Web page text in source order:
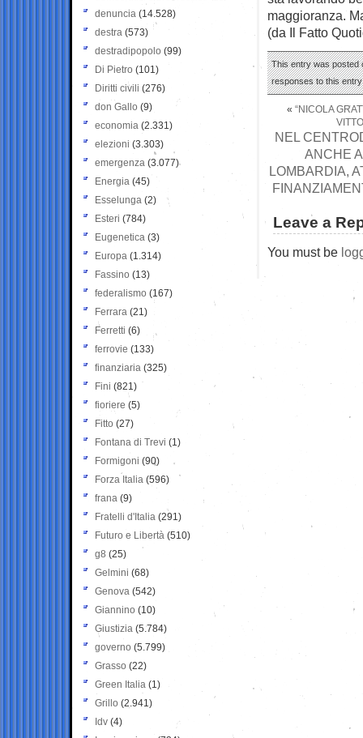
maggioranza.
(da Il Fatto
This entry was posted
responses to this
« “NICOLA
NEL
ANCHE
LOMBARDIA,
Leave a
You must be
denuncia (14.528)
destra (573)
destradipopolo (99)
Di Pietro (101)
Diritti civili (276)
don Gallo (9)
economia (2.331)
elezioni (3.303)
emergenza (3.077)
Energia (45)
Esselunga (2)
Esteri (784)
Eugenetica (3)
Europa (1.314)
Fassino (13)
federalismo (167)
Ferrara (21)
Ferretti (6)
ferrovie (133)
finanziaria (325)
Fini (821)
fioriere (5)
Fitto (27)
Fontana di Trevi (1)
Formigoni (90)
Forza Italia (596)
frana (9)
Fratelli d'Italia (291)
Futuro e Libertà (510)
g8 (25)
Gelmini (68)
Genova (542)
Giannino (10)
Giustizia (5.784)
governo (5.799)
Grasso (22)
Green Italia (1)
Grillo (2.941)
Idv (4)